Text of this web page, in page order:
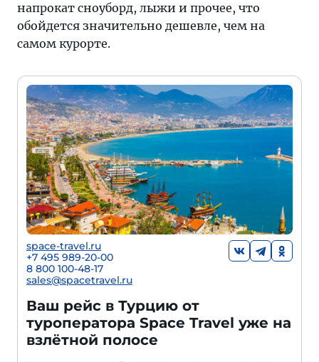
напрокат сноуборд, лыжи и прочее, что
обойдется значительно дешевле, чем на
самом курорте.
space-travel.ru
+7 495 989-20-00
8 800 100-48-17
sales@spacetravel.ru
Ваш рейс в Турцию от
туроператора Space Travel уже на
взлётной полосе